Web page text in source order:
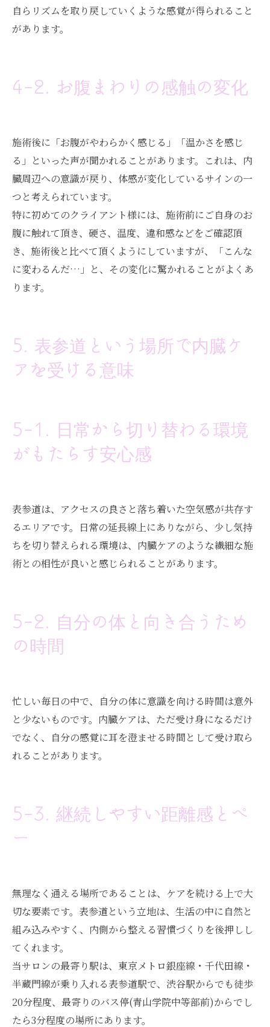
自らリズムを取り戻していくような感覚が得られること
があります。
4-2. お腹まわりの感触の変化
施術後に「お腹がやわらかく感じる」「温かさを感じ
る」といった声が聞かれることがあります。これは、内
臓周辺への意識が戻り、体感が変化しているサインの一
つと考えられています。
特に初めてのクライアント様には、施術前にご自身のお
腹に触れて頂き、硬さ、温度、違和感などをご確認頂
き、施術後と比べて頂くようにしていますが、「こんな
に変わるんだ…」と、その変化に驚かれることがよくあ
ります。
5. 表参道という場所で内臓ケ
アを受ける意味
5-1. 日常から切り替わる環境
がもたらす安心感
表参道は、アクセスの良さと落ち着いた空気感が共存す
るエリアです。日常の延長線上にありながら、少し気持
ちを切り替えられる環境は、内臓ケアのような繊細な施
術との相性が良いと感じられることがあります。
5-2. 自分の体と向き合うため
の時間
忙しい毎日の中で、自分の体に意識を向ける時間は意外
と少ないものです。内臓ケアは、ただ受け身になるだけ
でなく、自分の感覚に耳を澄ませる時間として受け取ら
れることがあります。
5-3. 継続しやすい距離感とペ
ー
無理なく通える場所であることは、ケアを続ける上で大
切な要素です。表参道という立地は、生活の中に自然と
組み込みやすく、内側から整える習慣づくりを後押しし
てくれます。
当サロンの最寄り駅は、東京メトロ銀座線・千代田線・
半蔵門線が乗り入れる表参道駅で、渋谷駅からでも徒歩
20分程度、最寄りのバス停(青山学院中等部前)からでし
たら3分程度の場所にあります。